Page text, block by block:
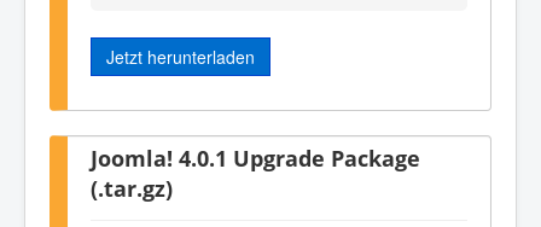
Jetzt herunterladen
Joomla! 4.0.1 Upgrade Package
(.tar.gz)